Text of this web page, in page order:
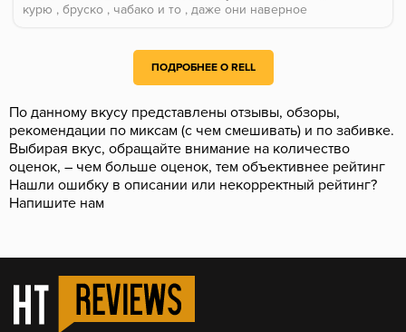
курю , бруско , чабако и то , даже они наверное
ПОДРОБНЕЕ О RELL
По данному вкусу представлены отзывы, обзоры,
рекомендации по миксам (с чем смешивать) и по забивке.
Выбирая вкус, обращайте внимание на количество
оценок, – чем больше оценок, тем объективнее рейтинг
Нашли ошибку в описании или некорректный рейтинг?
Напишите нам